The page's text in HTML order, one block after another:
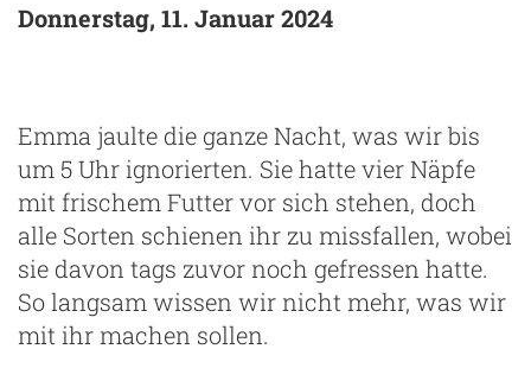
Donnerstag, 11. Januar 2024
Emma jaulte die ganze Nacht, was wir bis
um 5 Uhr ignorierten. Sie hatte vier Näpfe
mit frischem Futter vor sich stehen, doch
alle Sorten schienen ihr zu missfallen, wobei
sie davon tags zuvor noch gefressen hatte.
So langsam wissen wir nicht mehr, was wir
mit ihr machen sollen.